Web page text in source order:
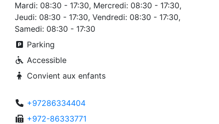
Mardi: 08:30 - 17:30, Mercredi: 08:30 - 17:30,
Jeudi: 08:30 - 17:30, Vendredi: 08:30 - 17:30,
Samedi: 08:30 - 17:30
Parking
Accessible
Convient aux enfants
+97286334404
+972-86333771